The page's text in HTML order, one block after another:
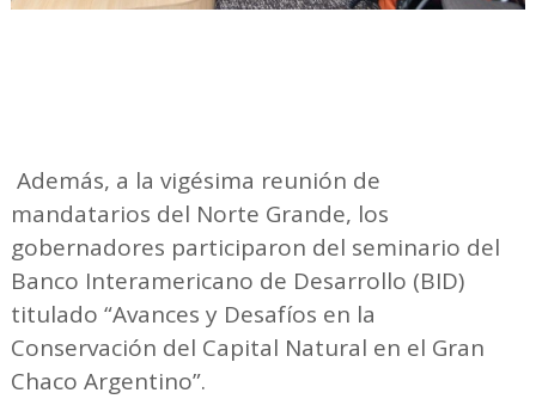
Además, a la vigésima reunión de
mandatarios del Norte Grande, los
gobernadores participaron del seminario del
Banco Interamericano de Desarrollo (BID)
titulado “Avances y Desafíos en la
Conservación del Capital Natural en el Gran
Chaco Argentino”.